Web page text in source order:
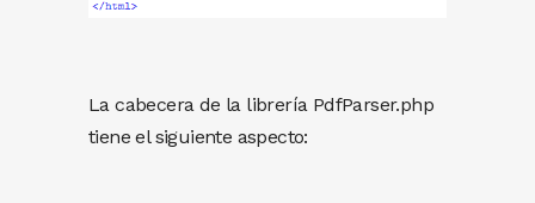
La cabecera de la librería PdfParser.php
tiene el siguiente aspecto: